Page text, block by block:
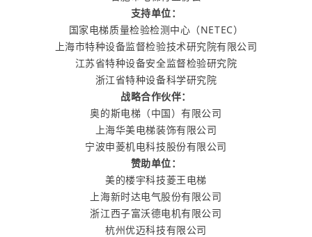
支持单位：
国家电梯质量检验检测中心（NETEC）
上海市特种设备监督检验技术研究院有限公司
江苏省特种设备安全监督检验研究院
浙江省特种设备科学研究院
战略合作伙伴：
奥的斯电梯（中国）有限公司
上海华美电梯装饰有限公司
宁波申菱机电科技股份有限公司
赞助单位：
美的楼宇科技菱王电梯
上海新时达电气股份有限公司
浙江西子富沃德电机有限公司
杭州优迈科技有限公司